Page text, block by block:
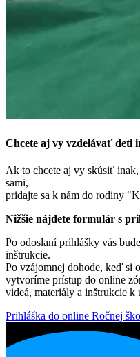
Chcete aj vy vzdelávať deti
Ak to chcete aj vy skúsiť
sami,
pridajte sa k nám do rodiny
Nižšie nájdete formulár s
Po odoslaní prihlášky vás
inštrukcie.
Po vzájomnej dohode, keď si
vytvoríme prístup do online
videá, materiály a inštrukcie k
Prihláška do online Ročnej